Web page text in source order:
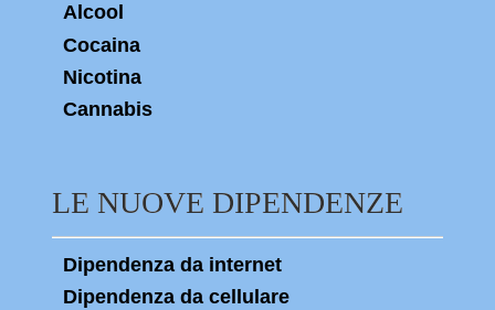
Alcool
Cocaina
Nicotina
Cannabis
LE NUOVE DIPENDENZE
Dipendenza da internet
Dipendenza da cellulare